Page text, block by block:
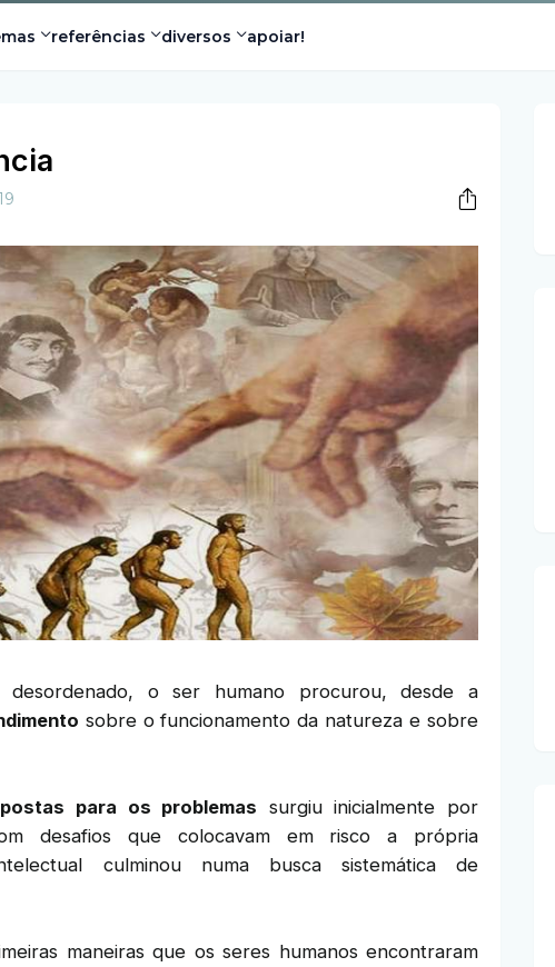
referências diversos apoiar!
o ser humano procurou, desde a
sobre o funcionamento da natureza e sobre
para os problemas surgiu inicialmente por
desafios que colocavam em risco a própria
culminou numa busca sistemática de
maneiras que os seres humanos encontraram